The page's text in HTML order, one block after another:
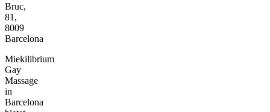
Bruc,
81,
8009
Barcelona
Miekilibrium
Gay
Massage
in
Barcelona